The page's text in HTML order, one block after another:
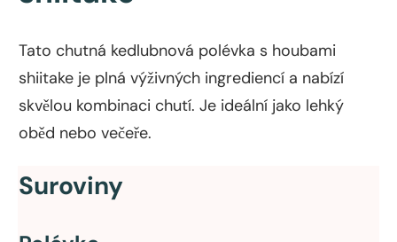
Tato chutná kedlubnová polévka s houbami
shiitake je plná výživných ingrediencí a nabízí
skvělou kombinaci chutí. Je ideální jako lehký
oběd nebo večeře.
Suroviny